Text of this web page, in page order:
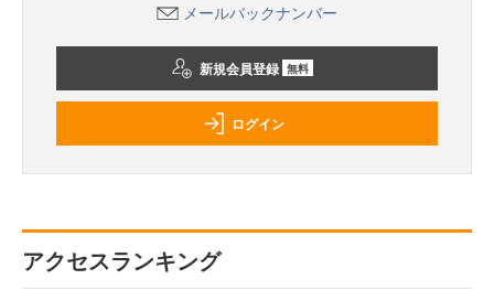
メールバックナンバー
新規会員登録 無料
ログイン
アクセスランキング